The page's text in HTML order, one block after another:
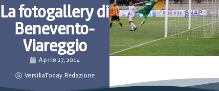
La fotogallery di
Benevento-
Viareggio
Aprile 27, 2014
VersiliaToday Redazione